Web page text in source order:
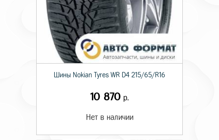
Шины Nokian Tyres WR D4 215/65/R16
10 870 р.
Нет в наличии